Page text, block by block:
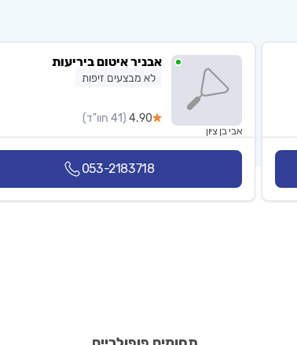
אבניר איטום ביריעות
לא מבצעים זיפות
4.90 (41 חוו"ד)
אבי בן ציון
053-2183718